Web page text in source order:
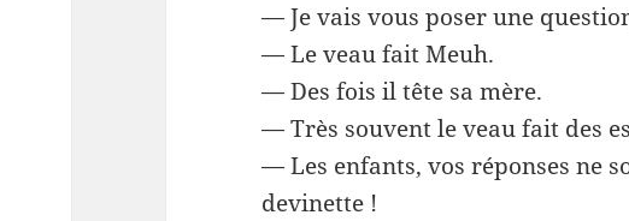
— Je vais vous poser une
— Le veau fait Meuh.
— Des fois il tête sa mère.
— Très souvent le veau fait des
— Les enfants, vos réponses ne
devinette !